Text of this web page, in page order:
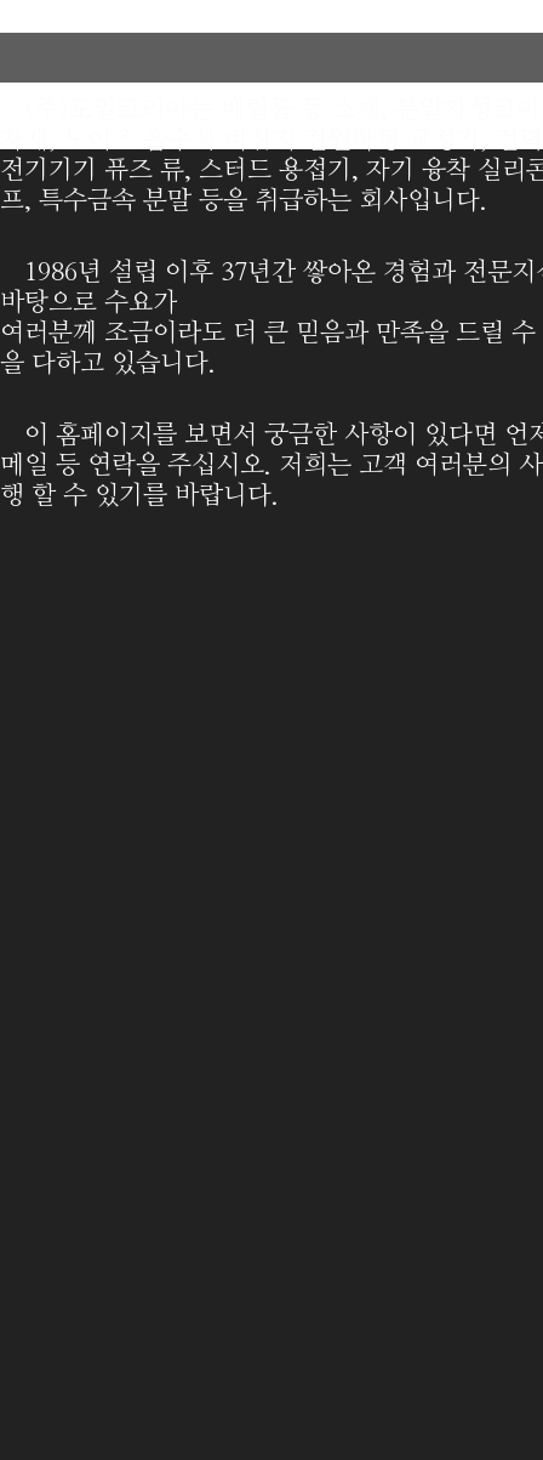
전기기기 퓨즈 류, 스터드 용접기, 자기 융착 실리
프, 특수금속 분말 등을 취급하는 회사입니다.
1986년 설립 이후 37년간 쌓아온 경험과 전문
바탕으로 수요가
여러분께 조금이라도 더 큰 믿음과 만족을 드릴
을 다하고 있습니다.
이 홈페이지를 보면서 궁금한 사항이 있다면 언
메일 등 연락을 주십시오. 저희는 고객 여러분의
행 할 수 있기를 바랍니다.